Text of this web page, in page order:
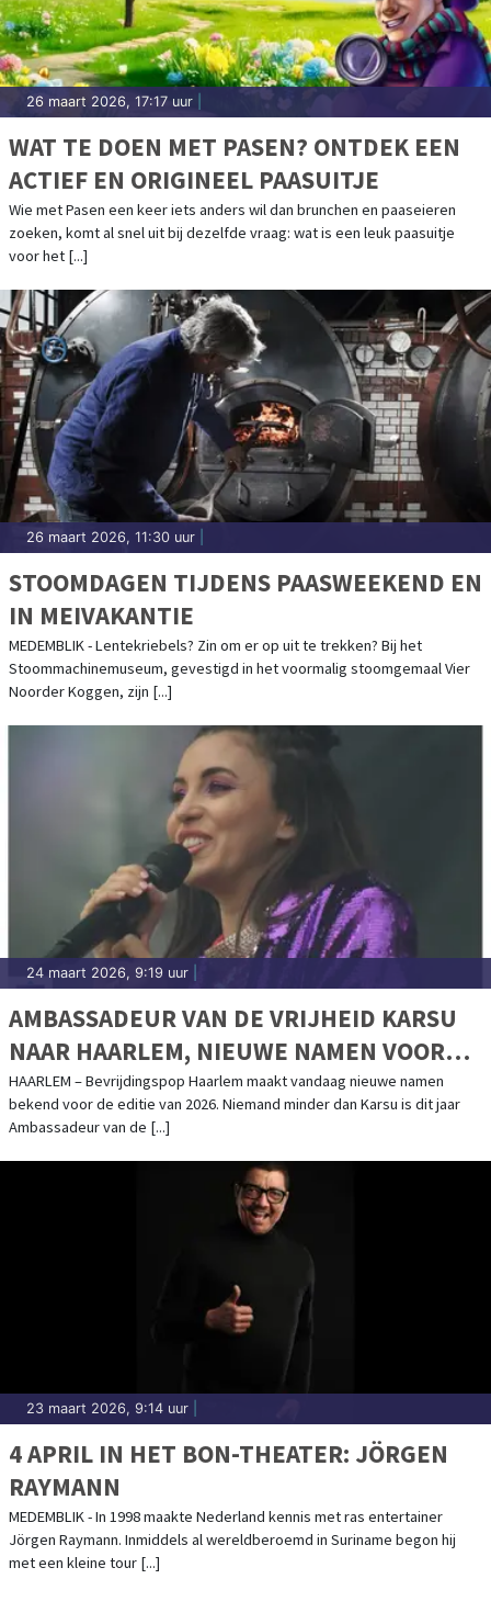
26 maart 2026, 17:17 uur
WAT TE DOEN MET PASEN? ONTDEK EEN
ACTIEF EN ORIGINEEL PAASUITJE
Wie met Pasen een keer iets anders wil dan brunchen en paaseieren
zoeken, komt al snel uit bij dezelfde vraag: wat is een leuk paasuitje
voor het [...]
26 maart 2026, 11:30 uur
STOOMDAGEN TIJDENS PAASWEEKEND EN
IN MEIVAKANTIE
MEDEMBLIK - Lentekriebels? Zin om er op uit te trekken? Bij het
Stoommachinemuseum, gevestigd in het voormalig stoomgemaal Vier
Noorder Koggen, zijn [...]
24 maart 2026, 9:19 uur
AMBASSADEUR VAN DE VRIJHEID KARSU
NAAR HAARLEM, NIEUWE NAMEN VOOR
BEVRIJDINGSPOP 2026 BEKEND
HAARLEM – Bevrijdingspop Haarlem maakt vandaag nieuwe namen
bekend voor de editie van 2026. Niemand minder dan Karsu is dit jaar
Ambassadeur van de [...]
23 maart 2026, 9:14 uur
4 APRIL IN HET BON-THEATER: JÖRGEN
RAYMANN
MEDEMBLIK - In 1998 maakte Nederland kennis met ras entertainer
Jörgen Raymann. Inmiddels al wereldberoemd in Suriname begon hij
met een kleine tour [...]